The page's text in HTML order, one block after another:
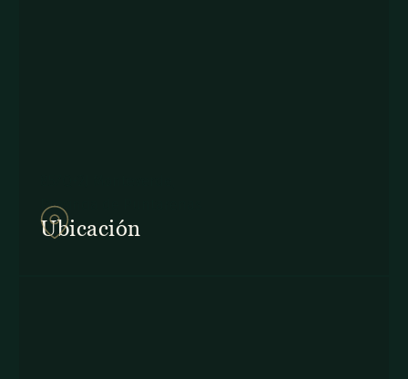
Provincia de Puntarenas
Ubicación